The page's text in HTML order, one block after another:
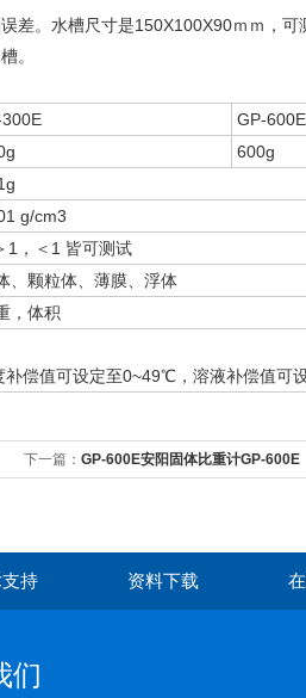
差。水槽尺寸是150X100X90ｍｍ，可
。
GP-600E
600g
g/cm3
，＜1 皆可测试
、颗粒体、薄膜、浮体
，体积
补偿值可设定至0~49℃，溶液补偿值可
下一篇： GP-600E安阳固体比重计GP-600E
持 资料下载
们